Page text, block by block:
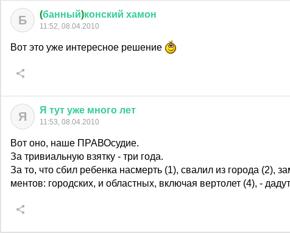
Б (банный)конский хамон
11:52, 08.04.2010
Вот это уже интересное решение
Я Я тут уже много лет
11:53, 08.04.2010
Вот оно, наше ПРАВОсудие.
За тривиальную взятку - три года.
За то, что сбил ребенка насмерть (1), свалил из города (2),
ментов: городских, и областных, включая вертолет (4), -